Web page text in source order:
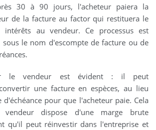
30 à 90 jours, l'acheteur paiera la
de la facture au factor qui restituera le
au vendeur. Ce processus est
sous le nom d'escompte de facture ou de
le vendeur est évident : il peut
une facture en espèces, au lieu
pour que l'acheteur paie. Cela
dispose d'une marge brute
qu'il peut réinvestir dans l'entreprise et